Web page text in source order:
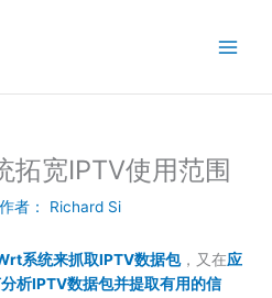
拓宽IPTV使用范围
者： Richard Si
系统来抓取IPTV数据包，又在应
析IPTV数据包并提取有用的信